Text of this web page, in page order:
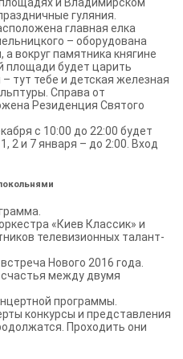
гуляния.
главная елка
– оборудована
вокруг памятника княгине
площади будет царить
тут тебе и детская железная
Справа от
Резиденция Святого
с 10:00 до 22:00 будет
2 и 7 января – до 2:00. Вход
«Киев Классик» и
телевизионных талант-
Нового 2016 года.
между двумя
программы.
конкурсы и представления
Проходить они